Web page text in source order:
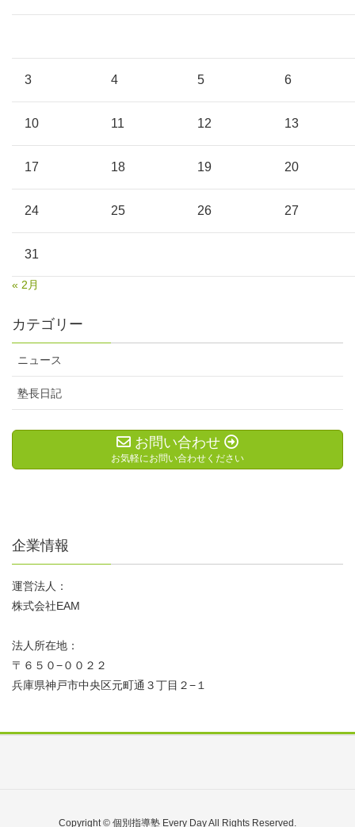
3 4 5 6
10 11 12 13
17 18 19 20
24 25 26 27
31
« 2月
カテゴリー
ニュース
塾長日記
お問い合わせ
お気軽にお問い合わせください
企業情報
運営法人：
株式会社EAM
法人所在地：
〒６５０−００２２
兵庫県神戸市中央区元町通３丁目２−１
Copyright © 個別指導塾 Every Day All Rights Reserved.